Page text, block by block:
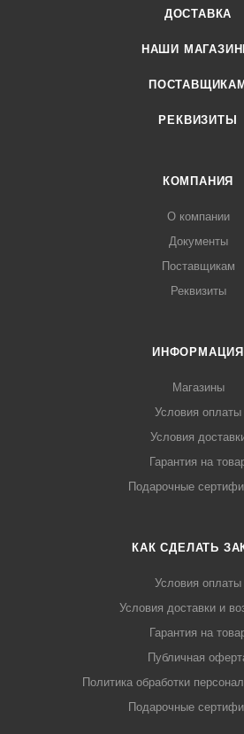
ДОСТАВКА
НАШИ
ПОСТАВЩИКАМ
РЕКВИЗИТЫ
КОМПАНИЯ
О компании
Документы
Поставщикам
Реквизиты
ИНФОРМАЦИЯ
Магазины
Условия оплаты
Условия
Гарантия на
Подарочные
КАК СДЕЛАТЬ
Условия оплаты
Условия доставки и
Гарантия на
Публичная
Политика обработки
Подарочные